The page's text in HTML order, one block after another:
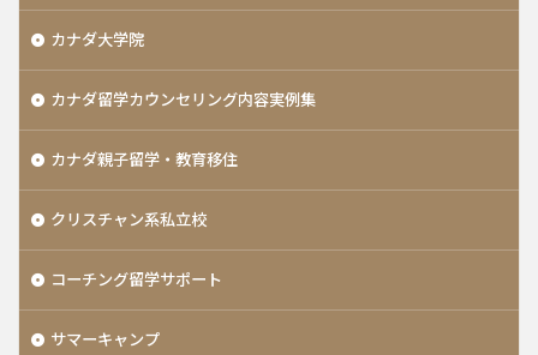
カナダ大学院
カナダ留学カウンセリング内容実例集
カナダ親子留学・教育移住
クリスチャン系私立校
コーチング留学サポート
サマーキャンプ